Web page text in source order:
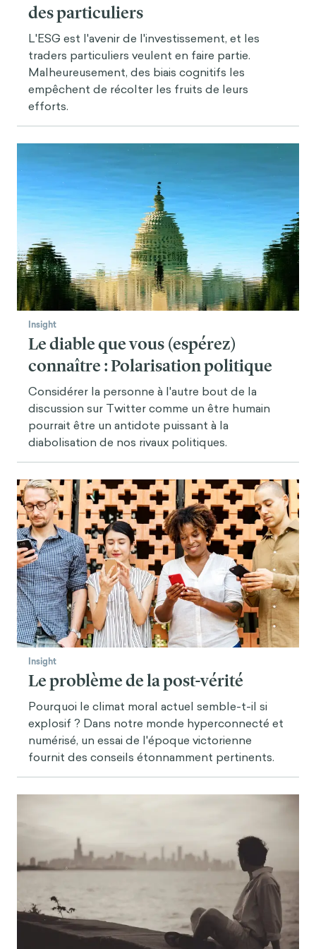
des particuliers
L'ESG est l'avenir de l'investissement, et les
traders particuliers veulent en faire partie.
Malheureusement, des biais cognitifs les
empêchent de récolter les fruits de leurs
efforts.
Insight
Le diable que vous (espérez)
connaître : Polarisation politique
Considérer la personne à l'autre bout de la
discussion sur Twitter comme un être humain
pourrait être un antidote puissant à la
diabolisation de nos rivaux politiques.
Insight
Le problème de la post-vérité
Pourquoi le climat moral actuel semble-t-il si
explosif ? Dans notre monde hyperconnecté et
numérisé, un essai de l'époque victorienne
fournit des conseils étonnamment pertinents.